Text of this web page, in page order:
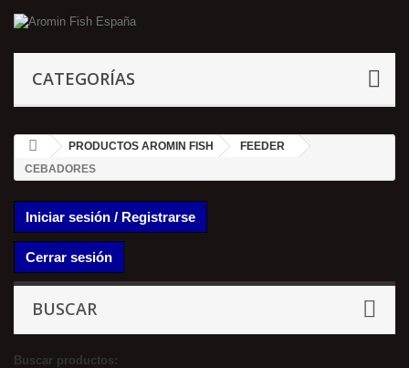
CATEGORÍAS
PRODUCTOS AROMIN FISH
FEEDER
CEBADORES
Iniciar sesión / Registrarse
Cerrar sesión
BUSCAR
Buscar productos: